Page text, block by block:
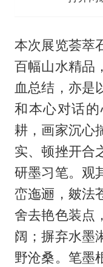
本次展览荟萃
百幅山水精品
血总结，亦是
和本心对话
耕，画家沉心
实、顿挫开合
研墨习笔。观
峦迤逦，皴法
舍去艳色装点
阔；摒弃水墨
野沧桑。笔墨